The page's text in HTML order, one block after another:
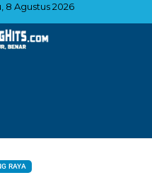
8 Agustus 2026
RAYA